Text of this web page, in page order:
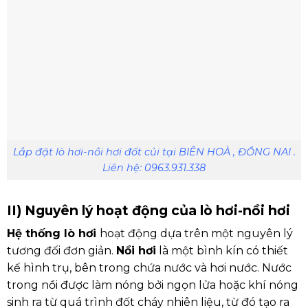
Lắp đặt lò hơi-nồi hơi đốt củi tại BIÊN HOÀ , ĐỒNG NAI .
Liên hệ: 0963.931.338
II) Nguyên lý hoạt động của lò hơi-nồi hơi
Hệ thống lò hơi hoạt động dựa trên một nguyên lý
tương đối đơn giản. Nồi hơi là một bình kín có thiết
kế hình trụ, bên trong chứa nước và hơi nước. Nước
trong nồi được làm nóng bởi ngọn lửa hoặc khí nóng
sinh ra từ quá trình đốt cháy nhiên liệu, từ đó tạo ra